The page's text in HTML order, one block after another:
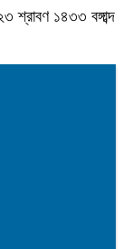
১৪৩৩ বঙ্গাব্দ